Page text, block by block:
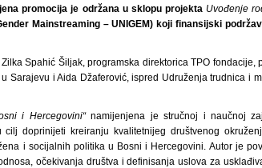
promocija je održana u sklopu projekta Uvođenje
Mainstreaming – UNIGEM) koji finansijski
Zilka Spahić Šiljak, programska direktorica TPO fondacije,
Sarajevu i Aida Džaferović, ispred Udruženja trudnica i
i Hercegovini“namijenjena je stručnoj i naučnoj
cilj doprinijeti kreiranju kvalitetnijeg društvenog
i socijalnih politika u Bosni i Hercegovini. Autor je
očekivanja društva i definisanja uslova za